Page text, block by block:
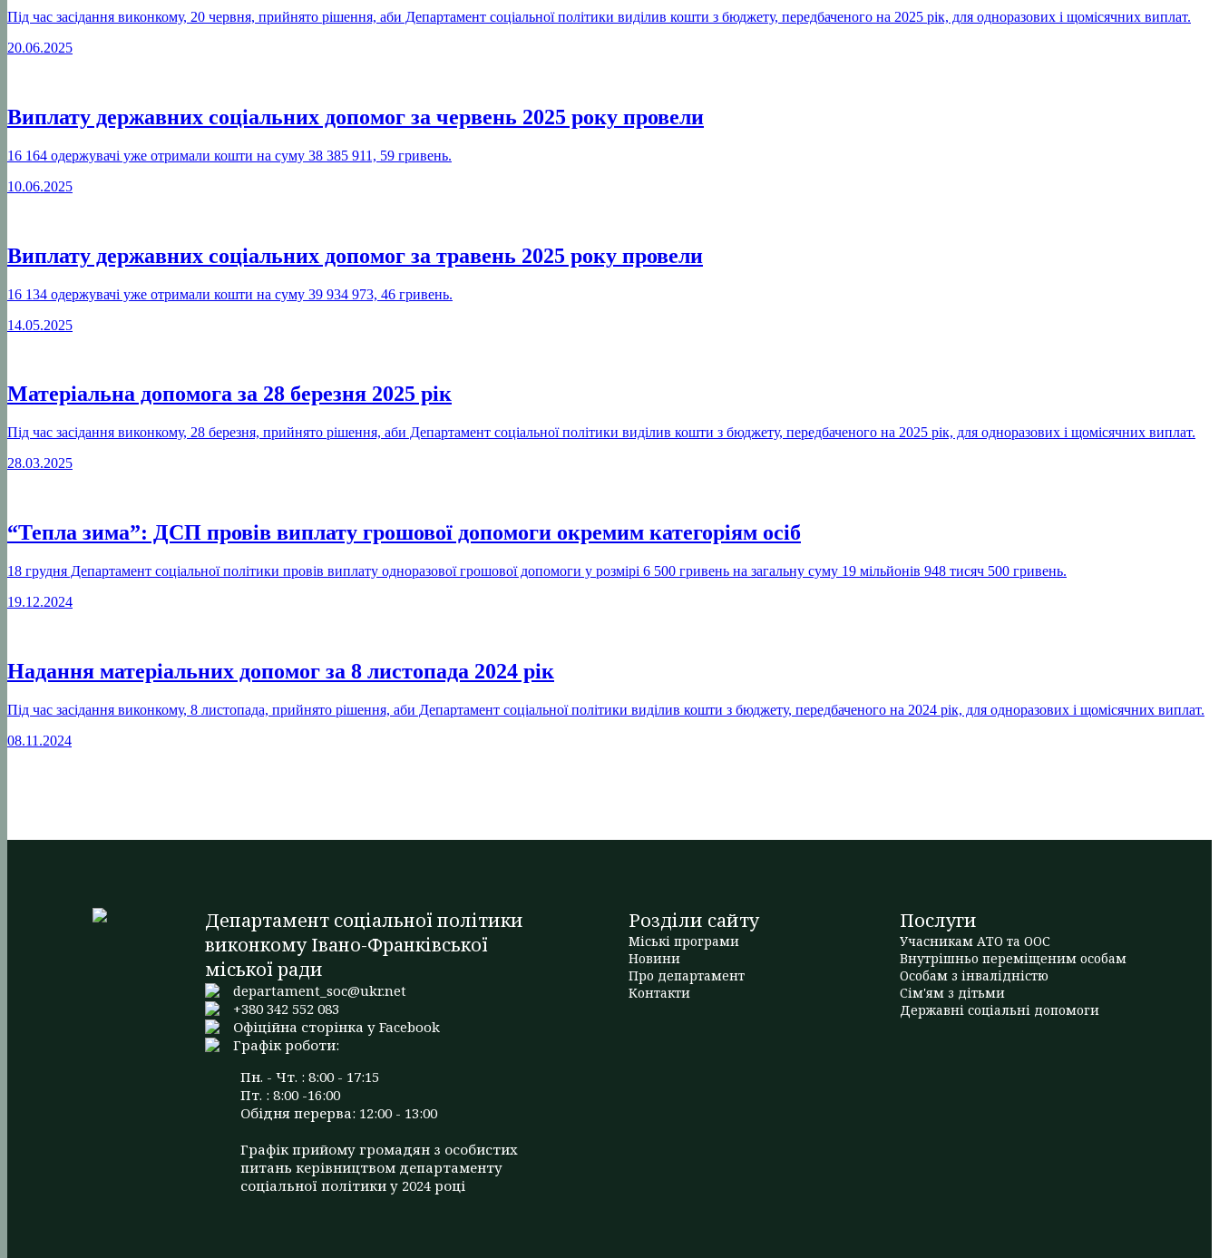
Під час засідання виконкому, 20 червня, прийнято рішення, аби Департамент соціальної політики виділив кошти з бюджету, передбаченого на 2025 рік, для одноразових і щомісячних виплат.
20.06.2025
Виплату державних соціальних допомог за червень 2025 року провели
16 164 одержувачі уже отримали кошти на суму 38 385 911, 59 гривень.
10.06.2025
Виплату державних соціальних допомог за травень 2025 року провели
16 134 одержувачі уже отримали кошти на суму 39 934 973, 46 гривень.
14.05.2025
Матеріальна допомога за 28 березня 2025 рік
Під час засідання виконкому, 28 березня, прийнято рішення, аби Департамент соціальної політики виділив кошти з бюджету, передбаченого на 2025 рік, для одноразових і щомісячних виплат.
28.03.2025
“Тепла зима”: ДСП провів виплату грошової допомоги окремим категоріям осіб
18 грудня Департамент соціальної політики провів виплату одноразової грошової допомоги у розмірі 6 500 гривень на загальну суму 19 мільйонів 948 тисяч 500 гривень.
19.12.2024
Надання матеріальних допомог за 8 листопада 2024 рік
Під час засідання виконкому, 8 листопада, прийнято рішення, аби Департамент соціальної політики виділив кошти з бюджету, передбаченого на 2024 рік, для одноразових і щомісячних виплат.
08.11.2024
Департамент соціальної політики
виконкому Івано-Франківської
міської ради
departament_soc@ukr.net
+380 342 552 083
Офіційна сторінка у Facebook
Графік роботи:
Пн. - Чт. : 8:00 - 17:15
Пт. : 8:00 -16:00
Обідня перерва: 12:00 - 13:00
Графік прийому громадян з особистих
питань керівництвом департаменту
соціальної політики у 2024 році
Розділи сайту
Міські програми
Новини
Про департамент
Контакти
Послуги
Учасникам АТО та ООС
Внутрішньо переміщеним особам
Особам з інвалідністю
Сім'ям з дітьми
Державні соціальні допомоги